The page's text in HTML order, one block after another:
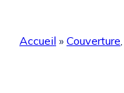
Accueil » Couverture,